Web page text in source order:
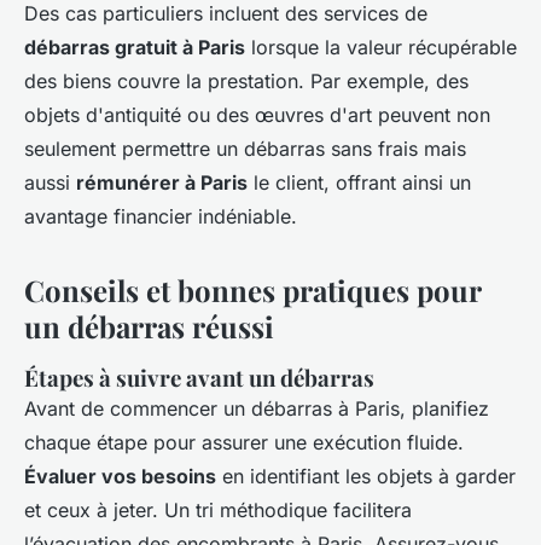
Des cas particuliers incluent des services de
débarras gratuit à Paris lorsque la valeur récupérable
des biens couvre la prestation. Par exemple, des
objets d'antiquité ou des œuvres d'art peuvent non
seulement permettre un débarras sans frais mais
aussi rémunérer à Paris le client, offrant ainsi un
avantage financier indéniable.
Conseils et bonnes pratiques pour
un débarras réussi
Étapes à suivre avant un débarras
Avant de commencer un débarras à Paris, planifiez
chaque étape pour assurer une exécution fluide.
Évaluer vos besoins en identifiant les objets à garder
et ceux à jeter. Un tri méthodique facilitera